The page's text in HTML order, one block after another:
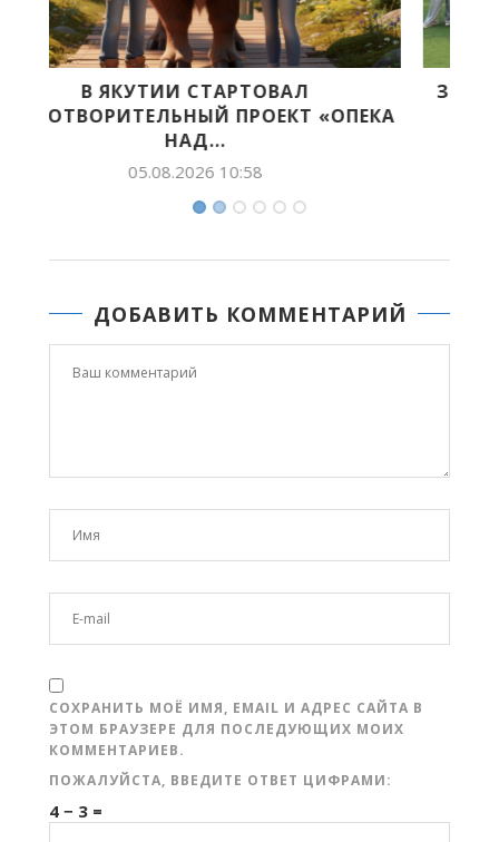
ЗЕЛЕНЫЕ ПИОНЕРЫ ЯКУТИИ ПОДВЕЛИ
ИТОГИ ПРОФИЛЬНОЙ СМЕНЫ...
31.07.2026 12:00
ДОБАВИТЬ КОММЕНТАРИЙ
СОХРАНИТЬ МОЁ ИМЯ, EMAIL И АДРЕС САЙТА В
ЭТОМ БРАУЗЕРЕ ДЛЯ ПОСЛЕДУЮЩИХ МОИХ
КОММЕНТАРИЕВ.
ПОЖАЛУЙСТА, ВВЕДИТЕ ОТВЕТ ЦИФРАМИ:
4 − 3 =